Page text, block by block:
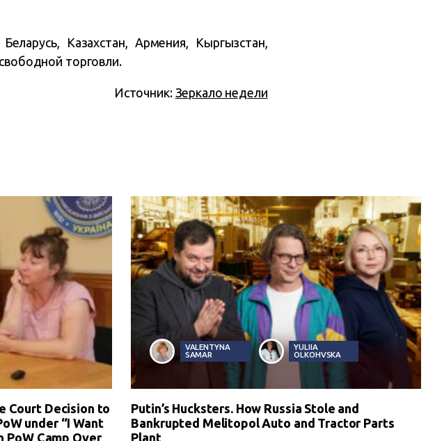
Казахстан, Армения, Кыргызстан,
торговли.
Источник: Зеркало недели
Court Decision to
under “I Want
PoW Camp Over
VALENTYNA
SAMAR
YULIIA
OLKOHVSKA
Putin’s Hucksters. How Russia Stole and
Bankrupted Melitopol Auto and Tractor Parts
Plant